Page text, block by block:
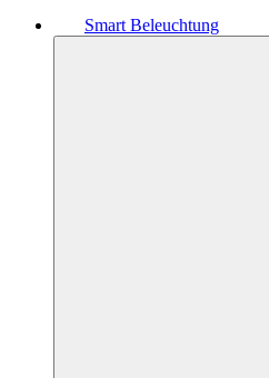
Smart Beleuchtung